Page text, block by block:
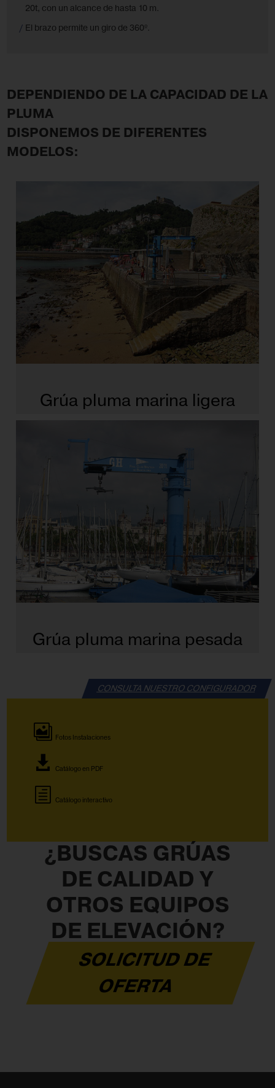
20t, con un alcance de hasta 10 m.
El brazo permite un giro de 360º.
DEPENDIENDO DE LA CAPACIDAD DE LA
PLUMA
DISPONEMOS DE DIFERENTES
MODELOS:
Grúa pluma marina ligera
Grúa pluma marina pesada
CONSULTA NUESTRO CONFIGURADOR
Fotos Instalaciones
Catálogo en PDF
Catálogo interactivo
¿BUSCAS GRÚAS
DE CALIDAD Y
OTROS EQUIPOS
DE ELEVACIÓN?
SOLICITUD DE
OFERTA